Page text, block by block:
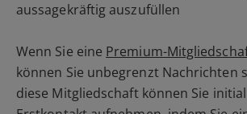
aussagekräftig auszufüllen
Wenn Sie eine Premium-
können Sie unbegrenzt Nachrichten
diese Mitgliedschaft können Sie